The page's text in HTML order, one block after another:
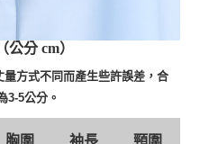
公分 cm）
方式不同而產生些許誤差，合
3-5公分。